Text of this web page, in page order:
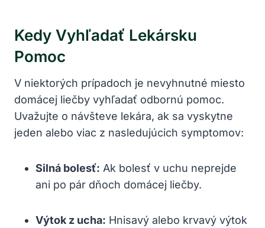
Kedy ⁤Vyhľadať‍ Lekársku
⁢Pomoc
V niektorých ‌prípadoch ⁤je nevyhnutné miesto ​
domácej liečby ​vyhľadať odbornú ‌pomoc.
Uvažujte ‌o návšteve lekára,​ ak sa⁣ vyskytne
jeden alebo viac z nasledujúcich ⁤symptomov:
Silná bolesť: Ak bolesť v uchu​ neprejde
ani po pár ⁢dňoch⁤ domácej liečby.
Výtok z ucha: Hnisavý alebo krvavý výtok